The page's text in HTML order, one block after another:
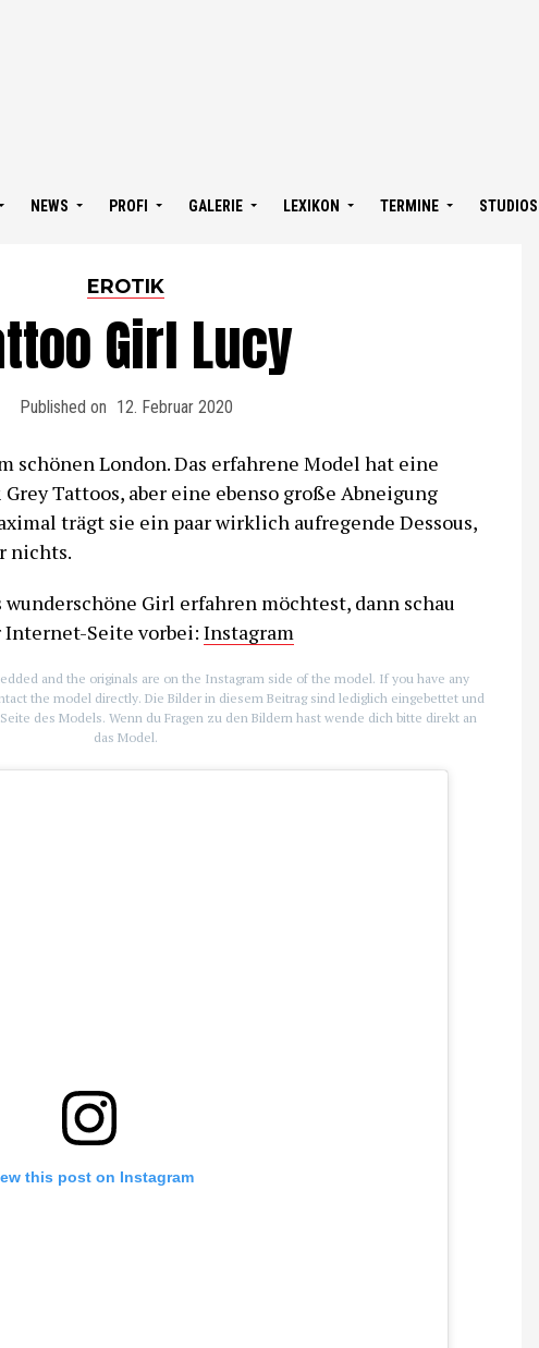
NEWS PROFI GALERIE LEXIKON TERMINE STUDIOS
EROTIK
Girl Lucy
Published on 12. Februar 2020
schönen London. Das erfahrene Model hat eine
Tattoos, aber eine ebenso große Abneigung
trägt sie ein paar wirklich aufregende Dessous,
nichts.
wunderschöne Girl erfahren möchtest, dann schau
Seite vorbei: Instagram
and the originals are on the Instagram side of the model. If you have any
the model directly. Die Bilder in diesem Beitrag sind lediglich eingebettet und
des Models. Wenn du Fragen zu den Bildern hast wende dich bitte direkt an
das Model.
this post on Instagram